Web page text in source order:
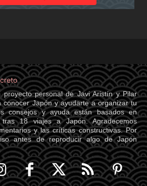
proyecto personal de Javi Aristín y Pilar
conocer Japón y ayudarte a organizar tu
consejos y ayuda están basados en
tras 18 viajes a Japón. Agradecemos
y las críticas constructivas. Por
antes de reproducir algo de Japón